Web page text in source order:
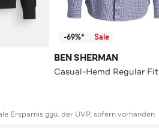
-69%* Sale
BEN SHERMAN
Casual-Hemd Regular Fit
Ersparnis ggü. der UVP, sofern vorhanden